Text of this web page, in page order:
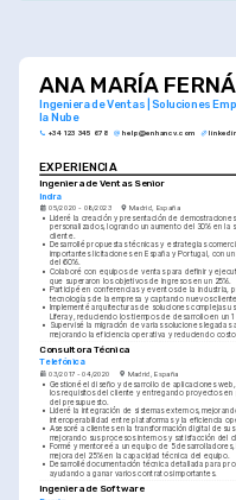
ANA MARÍA
Ingeniera de Ventas | Soluciones
la Nube
+34 123 345 678 help@enhancv.com
EXPERIENCIA
Ingeniera de Ventas Senior
Indra
05/2020 - 08/2023 Madrid, España
• Lideré la creación y presentación de
personalizados, logrando un aumento del 30% en la
cliente.
• Desarrollé propuestas técnicas y estrategias
importantes licitaciones en España y Portugal, con
del 60%.
• Colaboré con equipos de ventas para definir y
que superaron los objetivos de ingresos en un 25%.
• Participé en conferencias y eventos de la industria,
tecnologías de la empresa y captando nuevos
• Implementé arquitecturas de soluciones complejas
Liferay, reduciendo los tiempos de desarrollo en un
•
Supervisé la migración de varias soluciones legadas
mejorando la eficiencia operativa y reduciendo
Consultora Técnica
Telefónica
03/2017 - 04/2020 Madrid, España
• Gestioné el diseño y desarrollo de aplicaciones
los requisitos del cliente y entregando proyectos en
del presupuesto.
•
Lideré la integración de sistemas externos,
interoperabilidad entre plataformas y la eficiencia
• Asesoré a clientes en la transformación digital de
mejorando sus procesos internos y satisfacción del
• Formé y mentoreé a un equipo de 5 desarrolladores,
mejora del 25% en la capacidad técnica del equipo.
• Desarrollé documentación técnica detallada para
ayudando a ganar varios contratos importantes.
Ingeniera de Software